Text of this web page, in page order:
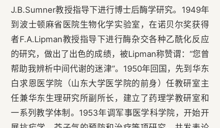
J.B.Sumner教授指导下进行博士后酶学研究。1949年
到波士顿麻省医院生物化学实验室，在诺贝尔奖获得
者F.A.Lipman教授指导下进行酶杂交各种乙酰化反应
的研究，做出了出色的成绩，被Lipman称赞谓：“您曾
帮助我辨析中间代谢的迷津”。1950年回国，先到华东
白求恩医学院（山东大学医学院的前身）任教研室主
任兼华东生理研究所副所长，建立了药理学教研室和
一系列教学体制。1953年调军事医学科学院，开始开